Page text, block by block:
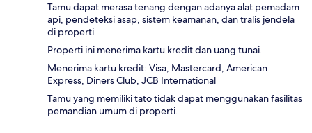
Tamu dapat merasa tenang dengan adanya alat pemadam
api, pendeteksi asap, sistem keamanan, dan tralis jendela
di properti.
Properti ini menerima kartu kredit dan uang tunai.
Menerima kartu kredit: Visa, Mastercard, American
Express, Diners Club, JCB International
Tamu yang memiliki tato tidak dapat menggunakan fasilitas
pemandian umum di properti.